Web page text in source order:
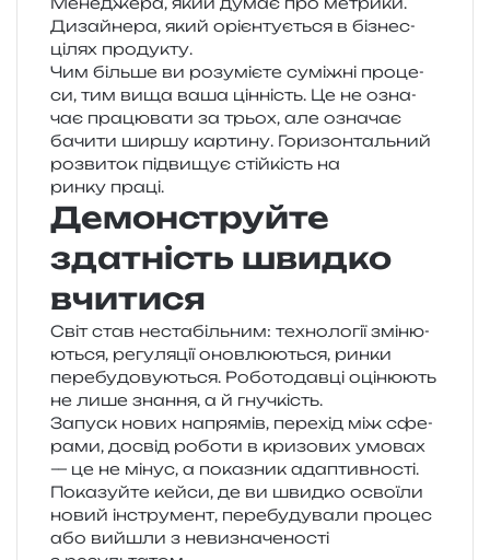
Дизайнера, який орі­єн­ту­є­ться в бізнес-
цілях продукту.
Чим біль­ше ви розу­мі­є­те сумі­жні про­це­
си, тим вища ваша цін­ність. Це не озна­
чає пра­цю­ва­ти за трьох, але озна­чає
бачи­ти ширшу кар­ти­ну. Горизонтальний
роз­ви­ток під­ви­щує стій­кість на
ринку праці.
Демонструйте
здатність швидко
вчитися
Світ став неста­біль­ним: техно­ло­гії змі­ню­
ю­ться, регу­ля­ції онов­лю­ю­ться, ринки
пере­бу­до­ву­ю­ться. Роботодавці оці­ню­ють
не лише зна­н­ня, а й гнучкість.
Запуск нових напря­мів, пере­хід між сфе­
ра­ми, досвід робо­ти в кри­зо­вих умо­вах
— це не мінус, а пока­зник ада­птив­но­сті.
Показуйте кейси, де ви швид­ко осво­ї­ли
новий інстру­мент, пере­бу­ду­ва­ли про­цес
або вийшли з неви­зна­че­но­сті